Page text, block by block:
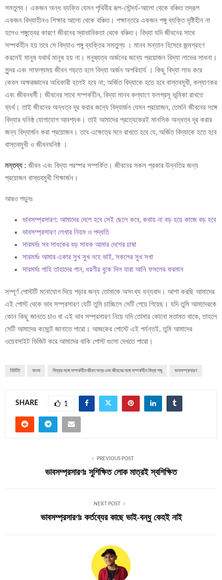
সমতুল্য। একজন অন্ধ ব্যক্তি যেমন পৃথিবীর রূপ-সৌন্দর্য-আলো থেকে বঞ্চিত তদ্রূপ
একজন বিদ্যাহীনও শিক্ষার আলো থেকে বঞ্চিত। পক্ষান্তরে একজন পঙ্গু ব্যক্তি দৃষ্টিহীন না
হলেও পঙ্গুত্বের কারণে জীবনের স্বাভাবিকতা থেকে বঞ্চিত। বিদ্যা যদি জীবনের সাথে
সম্পর্কহীন হয় তবে সে বিদ্যাও পঙ্গু ব্যক্তির সমতুল্য । মানব সন্তান হিসেবে জন্মগ্রহণ
করলেই মানুষ যথার্থ মানুষ হয় না। মনুষ্যত্ব অর্জনের জন্যে প্রয়োজন বিদ্যা লাভের সাধনা।
সুন্দর এবং সাফল্যময় জীবন গড়তে হলে বিদ্যা অর্জন অপরিহার্য । কিছু বিদ্যা লাভ করে
কেবল অক্ষরজ্ঞানের অধিকারী হলেই হবে না; অর্জিত বিদ্যাকে হতে হবে বাস্তবমুখী, কল্যাণকর
এবং জীবনধর্মী। জীবনের সাথে সম্পর্কহীন, বিদ্যা মানব কল্যাণে ফলপ্রসূ ভূমিকা রাখতে
ব্যর্থ। তাই জীবনের অন্ধত্ব দূর করার জন্যে বিদ্যার্জন যেমন প্রয়োজন, তেমনি জীবনের সঙ্গে
বিদ্যার ঘনিষ্ঠ যোগাযোগ আবশ্যক। তাই আমাদের প্রত্যেকেরই মানসিক অন্ধত্ব দূর করার
জন্য বিদ্যার্জন করা প্রয়োজন। তবে এক্ষেত্রে মনে রাখতে হবে যে, অর্জিত বিদ্যাকে হতে হবে
বাস্তবমুখী ও জীবনঘনিষ্ঠ ।
মন্তব্য : জীবন এবং বিদ্যা পরস্পর সম্পর্কিত। জীবনের সকল প্রকার উন্নতির জন্য
প্রয়োজন বাস্তবমুখী শিক্ষার্জন।
আরও পড়ুনঃ
ভাবসম্প্রসারণ: আমাদের দেশে হবে সেই ছেলে কবে, কথায় না বড় হয়ে কাজে বড় হবে
ভাবসম্প্রসারণ লেখার নিয়ম ও পদ্ধতি
সারমর্মঃ সব সাধকের বড় সাধক আমার দেশের চাষা
সারমর্মঃ আমার একার সুখ সুখ নহে ভাই, সকলের সুখ সখা
সারমর্মঃ গাহি তাহাদের গান, ধরণীর বুকে দিল যারা আনি ফসলের ফরমান
সম্পূর্ণ পোস্টটি মনোযোগ দিয়ে পড়ার জন্য তোমাকে অসংখ্য ধন্যবাদ। আশা করছি আমাদের
এই পোস্ট থেকে ভাব সম্প্রসারণ যেটি তুমি চাচ্ছিলে সেটি পেয়ে গিয়েছ। যদি তুমি আমাদেরকে
কোন কিছু জানতে চাও বা এই ভাব সম্প্রসারণ নিয়ে যদি তোমার কোনো মতামত থাকে, তাহলে
সেটি আমাদের কমেন্টে জানাতে পারো। আজকের পোস্টে এই পর্যন্তই, তুমি আমাদের
ওয়েবসাইট ভিজিট করে আমাদের বাকি পোস্ট গুলো দেখতে পারো।
নির্মিতি বাংলা বিদ্যার সঙ্গে সম্পর্কহীন জীবন অন্ধ এবং জীবনের সঙ্গে সম্পর্কহীন বিদ্যা পঙ্গু ভাবসম্প্রসারণ
SHARE 1
PREVIOUS POST
ভাবসম্প্রসারণঃ সুশিক্ষিত লোক মাত্রই স্বশিক্ষিত
NEXT POST
ভাবসম্প্রসারণঃ কর্তব্যের কাছে ভাই-বন্ধু কেহই নাই